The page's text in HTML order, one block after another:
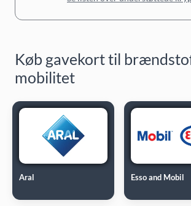
Køb gavekort til
mobilitet
Aral Esso and Mobil